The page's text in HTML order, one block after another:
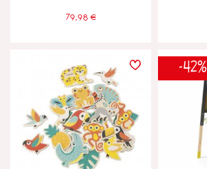
Scambiare e condividere
Scoprire e sperimentare
79,98 €
-42%